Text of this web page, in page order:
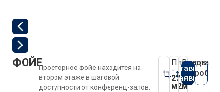
ФОЙЕПросторное фойе находится на
втором этаже в шаговой
доступности от конференц-залов.
Площадь
-
270
м2
Высота
-
2,8
м
Оставить
заявку